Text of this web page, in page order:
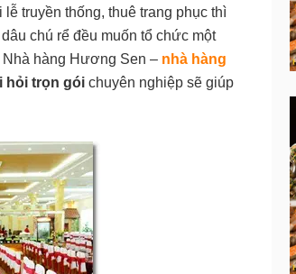
truyền thống, thuê trang phục thì
chú rể đều muốn tổ chức một
hàng Hương Sen – nhà hàng
hỏi trọn gói chuyên nghiệp sẽ giúp